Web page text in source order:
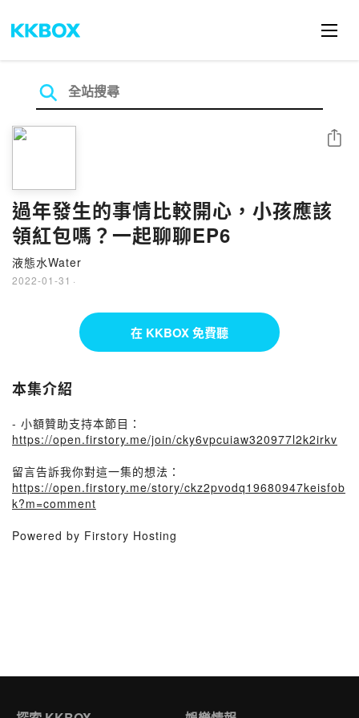
過年發生的事情比較開心，小孩應該
領紅包嗎？一起聊聊EP6
液態水Water
2022-01-31 ·
分享
在 KKBOX 免費聽
本集介紹
- 小額贊助支持本節目：
https://open.firstory.me/join/cky6vpcuiaw320977l2k2irkv
留言告訴我你對這一集的想法：
https://open.firstory.me/story/ckz2pvodq19680947keisfob
k?m=comment
Powered by Firstory Hosting